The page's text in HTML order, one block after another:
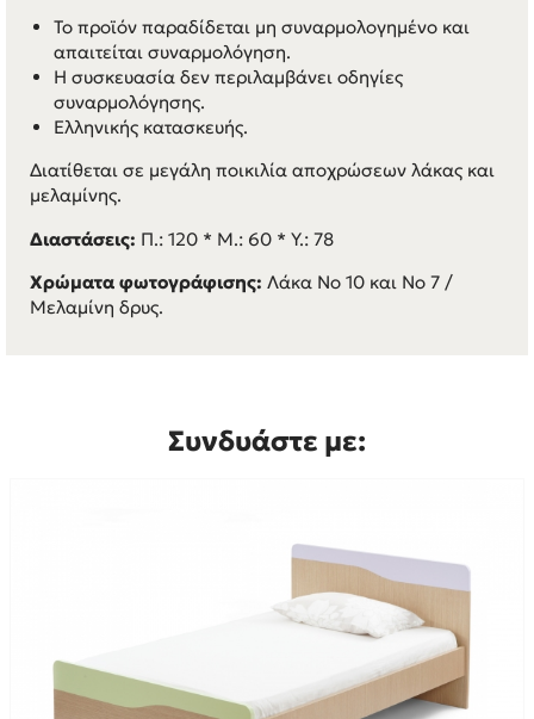
Το προϊόν παραδίδεται μη συναρμολογημένο και
απαιτείται συναρμολόγηση.
Η συσκευασία δεν περιλαμβάνει οδηγίες
συναρμολόγησης.
Ελληνικής κατασκευής.
Διατίθεται σε μεγάλη ποικιλία αποχρώσεων λάκας και
μελαμίνης.
Διαστάσεις: Π.: 120 * M.: 60 * Y.: 78
Χρώματα φωτογράφισης: Λάκα Νο 10 και Νο 7 /
Μελαμίνη δρυς.
Συνδυάστε με: